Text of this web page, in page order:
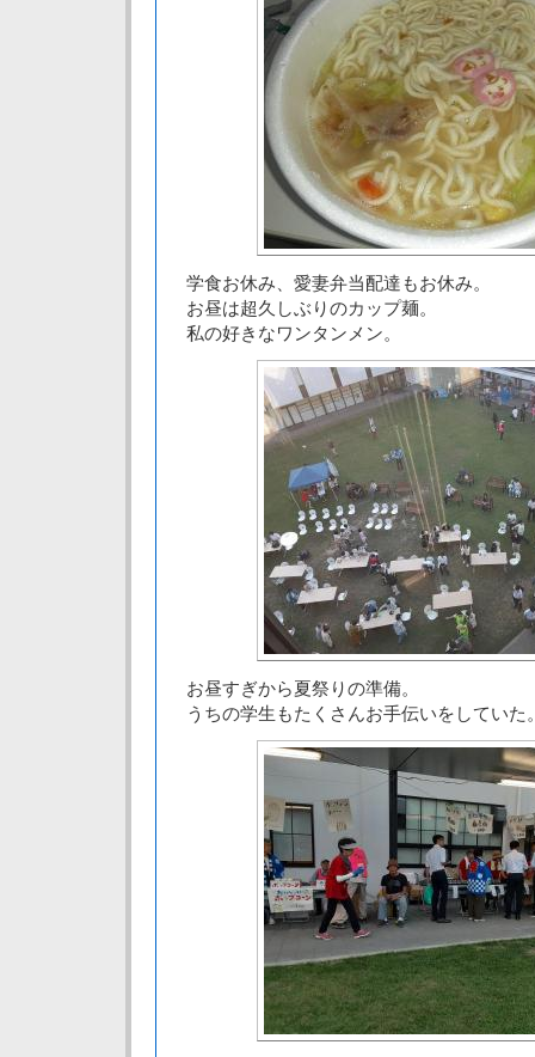
学食お休み、愛妻弁当配達もお休み。
お昼は超久しぶりのカップ麺。
私の好きなワンタンメン。
お昼すぎから夏祭りの準備。
うちの学生もたくさんお手伝いをしていた